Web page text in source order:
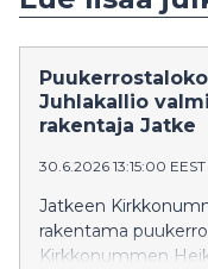
Juhlakallio
rakentaja Jatke
30.6.2026 13:15:00 EEST
Jatkeen
rakentama
Kirkkonummen